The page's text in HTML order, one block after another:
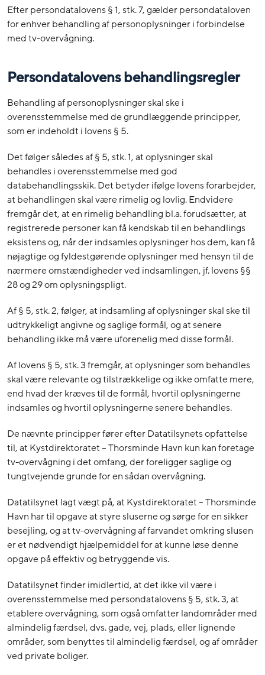
Efter persondatalovens § 1, stk. 7, gælder persondataloven
for enhver behandling af personoplysninger i forbindelse
med tv-overvågning.
Persondatalovens behandlingsregler
Behandling af personoplysninger skal ske i
overensstemmelse med de grundlæggende principper,
som er indeholdt i lovens § 5.
Det følger således af § 5, stk. 1, at oplysninger skal
behandles i overensstemmelse med god
databehandlingsskik. Det betyder ifølge lovens forarbejder,
at behandlingen skal være rimelig og lovlig. Endvidere
fremgår det, at en rimelig behandling bl.a. forudsætter, at
registrerede personer kan få kendskab til en behandlings
eksistens og, når der indsamles oplysninger hos dem, kan få
nøjagtige og fyldestgørende oplysninger med hensyn til de
nærmere omstændigheder ved indsamlingen, jf. lovens §§
28 og 29 om oplysningspligt.
Af § 5, stk. 2, følger, at indsamling af oplysninger skal ske til
udtrykkeligt angivne og saglige formål, og at senere
behandling ikke må være uforenelig med disse formål.
Af lovens § 5, stk. 3 fremgår, at oplysninger som behandles
skal være relevante og tilstrækkelige og ikke omfatte mere,
end hvad der kræves til de formål, hvortil oplysningerne
indsamles og hvortil oplysningerne senere behandles.
De nævnte principper fører efter Datatilsynets opfattelse
til, at Kystdirektoratet – Thorsminde Havn kun kan foretage
tv-overvågning i det omfang, der foreligger saglige og
tungtvejende grunde for en sådan overvågning.
Datatilsynet lagt vægt på, at Kystdirektoratet – Thorsminde
Havn har til opgave at styre sluserne og sørge for en sikker
besejling, og at tv-overvågning af farvandet omkring slusen
er et nødvendigt hjælpemiddel for at kunne løse denne
opgave på effektiv og betryggende vis.
Datatilsynet finder imidlertid, at det ikke vil være i
overensstemmelse med persondatalovens § 5, stk. 3, at
etablere overvågning, som også omfatter landområder med
almindelig færdsel, dvs. gade, vej, plads, eller lignende
områder, som benyttes til almindelig færdsel, og af områder
ved private boliger.